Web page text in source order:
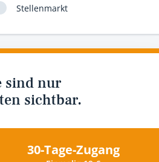
Stellenmarkt
sind nur
sichtbar.
30-Tage-Zugang